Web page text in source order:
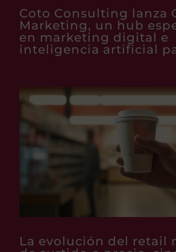
Coto Consulting lanza
Marketing, un hub
en marketing digital e
inteligencia artificial
La evolución del retail